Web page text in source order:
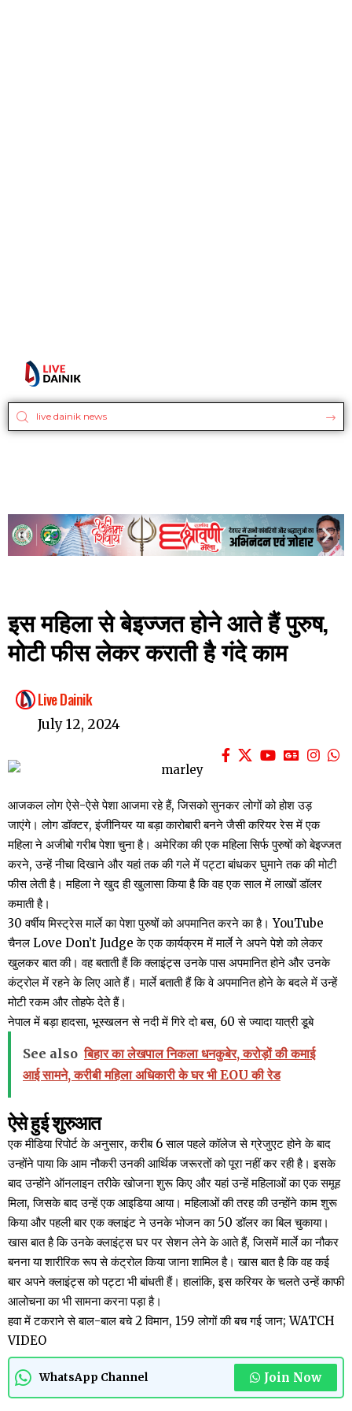
इस महिला से बेइज्जत होने आते हैं पुरुष,
मोटी फीस लेकर कराती है गंदे काम
Live Dainik
July 12, 2024
आजकल लोग ऐसे-ऐसे पेशा आजमा रहे हैं, जिसको सुनकर लोगों को होश उड़
जाएंगे। लोग डॉक्टर, इंजीनियर या बड़ा कारोबारी बनने जैसी करियर रेस में एक
महिला ने अजीबो गरीब पेशा चुना है। अमेरिका की एक महिला सिर्फ पुरुषों को बेइज्जत
करने, उन्हें नीचा दिखाने और यहां तक की गले में पट्टा बांधकर घुमाने तक की मोटी
फीस लेती है। महिला ने खुद ही खुलासा किया है कि वह एक साल में लाखों डॉलर
कमाती है।
30 वर्षीय मिस्ट्रेस मार्ले का पेशा पुरुषों को अपमानित करने का है। YouTube
चैनल Love Don’t Judge के एक कार्यक्रम में मार्ले ने अपने पेशे को लेकर
खुलकर बात की। वह बताती हैं कि क्लाइंट्स उनके पास अपमानित होने और उनके
कंट्रोल में रहने के लिए आते हैं। मार्ले बताती हैं कि वे अपमानित होने के बदले में उन्हें
मोटी रकम और तोहफे देते हैं।
नेपाल में बड़ा हादसा, भूस्खलन से नदी में गिरे दो बस, 60 से ज्यादा यात्री डूबे
See also बिहार का लेखपाल निकला धनकुबेर, करोड़ों की कमाई
आई सामने, करीबी महिला अधिकारी के घर भी EOU की रेड
ऐसे हुई शुरुआत
एक मीडिया रिपोर्ट के अनुसार, करीब 6 साल पहले कॉलेज से ग्रेजुएट होने के बाद
उन्होंने पाया कि आम नौकरी उनकी आर्थिक जरूरतों को पूरा नहीं कर रही है। इसके
बाद उन्होंने ऑनलाइन तरीके खोजना शुरू किए और यहां उन्हें महिलाओं का एक समूह
मिला, जिसके बाद उन्हें एक आइडिया आया। महिलाओं की तरह की उन्होंने काम शुरू
किया और पहली बार एक क्लाइंट ने उनके भोजन का 50 डॉलर का बिल चुकाया।
खास बात है कि उनके क्लाइंट्स घर पर सेशन लेने के आते हैं, जिसमें मार्ले का नौकर
बनना या शारीरिक रूप से कंट्रोल किया जाना शामिल है। खास बात है कि वह कई
बार अपने क्लाइंट्स को पट्टा भी बांधती हैं। हालांकि, इस करियर के चलते उन्हें काफी
आलोचना का भी सामना करना पड़ा है।
हवा में टकराने से बाल-बाल बचे 2 विमान, 159 लोगों की बच गई जान; WATCH
VIDEO
WhatsApp Channel Join Now